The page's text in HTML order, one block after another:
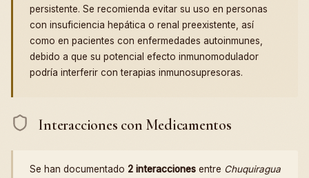
persistente. Se recomienda evitar su uso en personas
con insuficiencia hepática o renal preexistente, así
como en pacientes con enfermedades autoinmunes,
debido a que su potencial efecto inmunomodulador
podría interferir con terapias inmunosupresoras.
Interacciones con Medicamentos
Se han documentado 2 interacciones entre Chuquiragua